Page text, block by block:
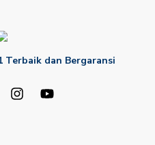
Terbaik dan Bergaransi